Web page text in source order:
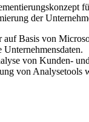
der
auf Basis von
von Kunden-
von Analysetools